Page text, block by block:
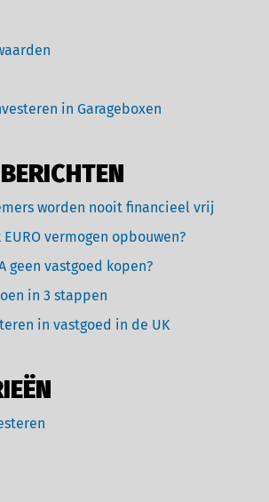
in Garageboxen
worden nooit financieel vrij
vermogen opbouwen?
geen vastgoed kopen?
in 3 stappen
in vastgoed in de UK